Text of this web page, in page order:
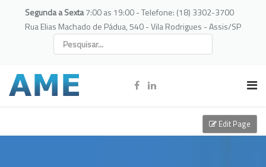
Segunda a Sexta7:00 as 19:00 - Telefone: (18) 3302-3700
Rua Elias Machado de Pádua, 540 - Vila Rodrigues - Assis/SP
Edit Page